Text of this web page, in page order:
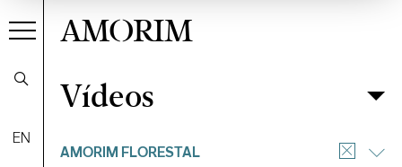
EN
AMORIM
VídeosFiltrar
Vídeos
AMORIM FLORESTAL